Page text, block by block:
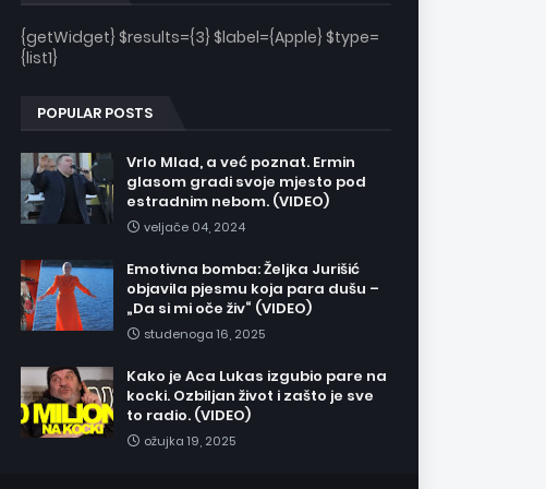
{getWidget} $results={3} $label={Apple} $type=
{list1}
POPULAR POSTS
Vrlo Mlad, a već poznat. Ermin
glasom gradi svoje mjesto pod
estradnim nebom. (VIDEO)
veljače 04, 2024
Emotivna bomba: Željka Jurišić
objavila pjesmu koja para dušu –
„Da si mi oče živ“ (VIDEO)
studenoga 16, 2025
Kako je Aca Lukas izgubio pare na
kocki. Ozbiljan život i zašto je sve
to radio. (VIDEO)
ožujka 19, 2025